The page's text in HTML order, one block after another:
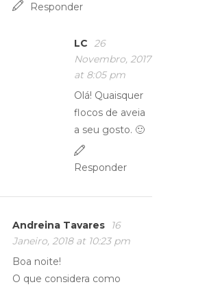
Responder
LC
26
Novembro, 2017
at 8:05 pm
Olá! Quaisquer
flocos de aveia
a seu gosto. 🙂
Responder
Andreina Tavares
16
Janeiro, 2018 at 10:23 pm
Boa noite!
O que considera como